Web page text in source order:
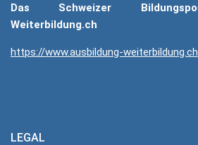
Das Schweizer
Weiterbildung.ch
https://www.ausbildung-weiterbildung.ch
LEGAL